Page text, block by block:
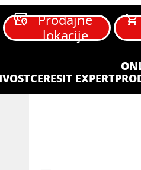
CERESIT EXPERT
Prodajne
lokacije